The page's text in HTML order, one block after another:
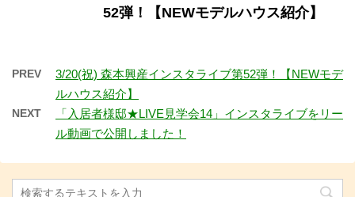
52弾！【NEWモデルハウス紹介】
PREV
3/20(祝) 森本興産インスタライブ第52弾！【NEWモデ
ルハウス紹介】
NEXT
「入居者様邸★LIVE見学会14」インスタライブをリー
ル動画で公開しました！